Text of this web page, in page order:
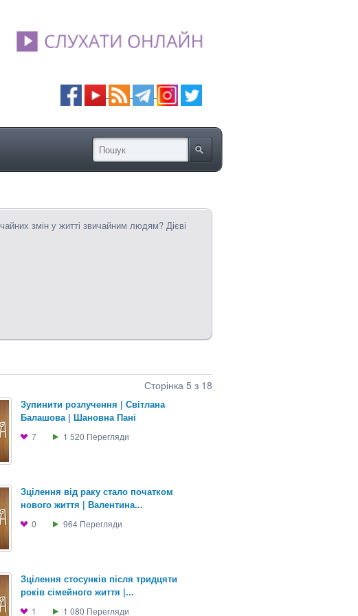
змін у житті звичайним людям? Дієві
Сторінка 5 з 18
Зупинити розлучення | Свiтлана
Балашова | Шановна Пані
7 1 520 Перегляди
Зцілення від раку стало початком
нового життя | Валентина...
0 964 Перегляди
Зцілення стосунків після тридцяти
років сімейного життя |...
1 1 080 Перегляди